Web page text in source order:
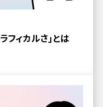
フィカルさ」とは